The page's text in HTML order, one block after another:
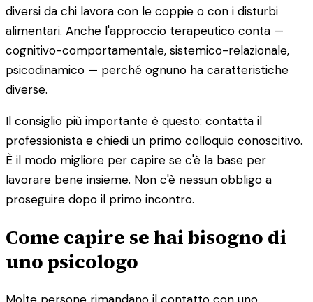
diversi da chi lavora con le coppie o con i disturbi
alimentari. Anche l'approccio terapeutico conta —
cognitivo-comportamentale, sistemico-relazionale,
psicodinamico — perché ognuno ha caratteristiche
diverse.
Il consiglio più importante è questo: contatta il
professionista e chiedi un primo colloquio conoscitivo.
È il modo migliore per capire se c'è la base per
lavorare bene insieme. Non c'è nessun obbligo a
proseguire dopo il primo incontro.
Come capire se hai bisogno di
uno psicologo